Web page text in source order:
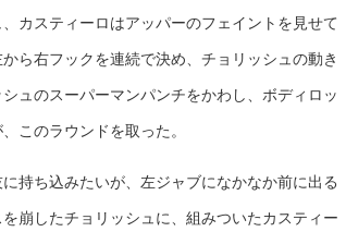
カスティーロはアッパーのフェイントを見せて
ら右フックを連続で決め、チョリッシュの動き
ュのスーパーマンパンチをかわし、ボディロッ
このラウンドを取った。
持ち込みたいが、左ジャブになかなか前に出る
崩したチョリッシュに、組みついたカスティー